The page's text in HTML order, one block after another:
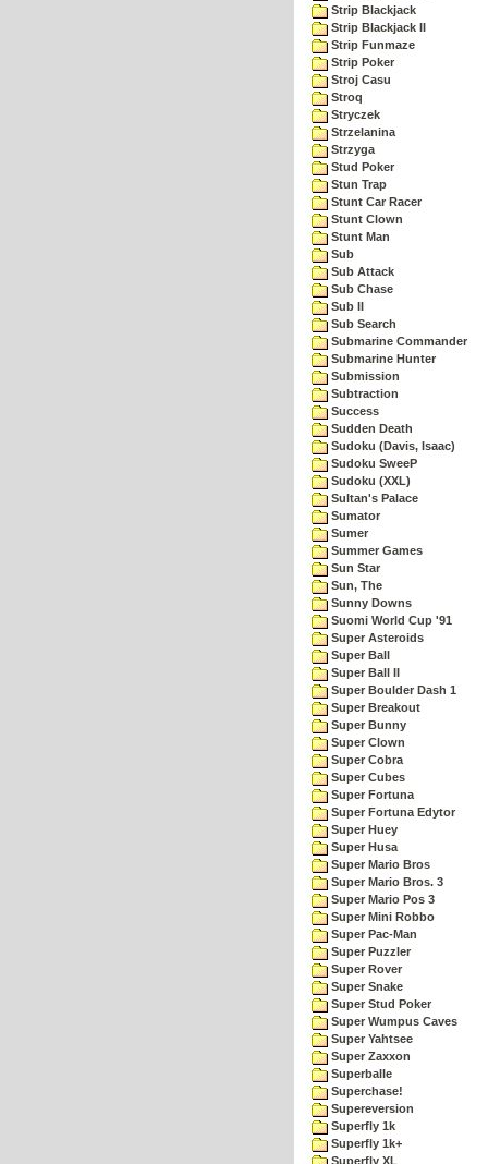
Strip Blackjack
Strip Blackjack II
Strip Funmaze
Strip Poker
Stroj Casu
Stroq
Stryczek
Strzelanina
Strzyga
Stud Poker
Stun Trap
Stunt Car Racer
Stunt Clown
Stunt Man
Sub
Sub Attack
Sub Chase
Sub II
Sub Search
Submarine Commander
Submarine Hunter
Submission
Subtraction
Success
Sudden Death
Sudoku (Davis, Isaac)
Sudoku SweeP
Sudoku (XXL)
Sultan's Palace
Sumator
Sumer
Summer Games
Sun Star
Sun, The
Sunny Downs
Suomi World Cup '91
Super Asteroids
Super Ball
Super Ball II
Super Boulder Dash 1
Super Breakout
Super Bunny
Super Clown
Super Cobra
Super Cubes
Super Fortuna
Super Fortuna Edytor
Super Huey
Super Husa
Super Mario Bros
Super Mario Bros. 3
Super Mario Pos 3
Super Mini Robbo
Super Pac-Man
Super Puzzler
Super Rover
Super Snake
Super Stud Poker
Super Wumpus Caves
Super Yahtsee
Super Zaxxon
Superballe
Superchase!
Supereversion
Superfly 1k
Superfly 1k+
Superfly XL